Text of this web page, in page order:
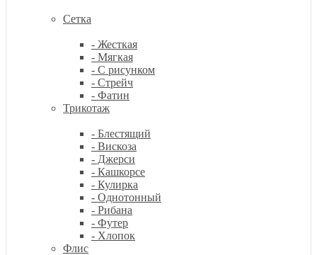
Сетка
- Жесткая
- Мягкая
- С рисунком
- Стрейч
- Фатин
Трикотаж
- Блестящий
- Вискоза
- Джерси
- Кашкорсе
- Кулирка
- Однотонный
- Рибана
- Футер
- Хлопок
Флис